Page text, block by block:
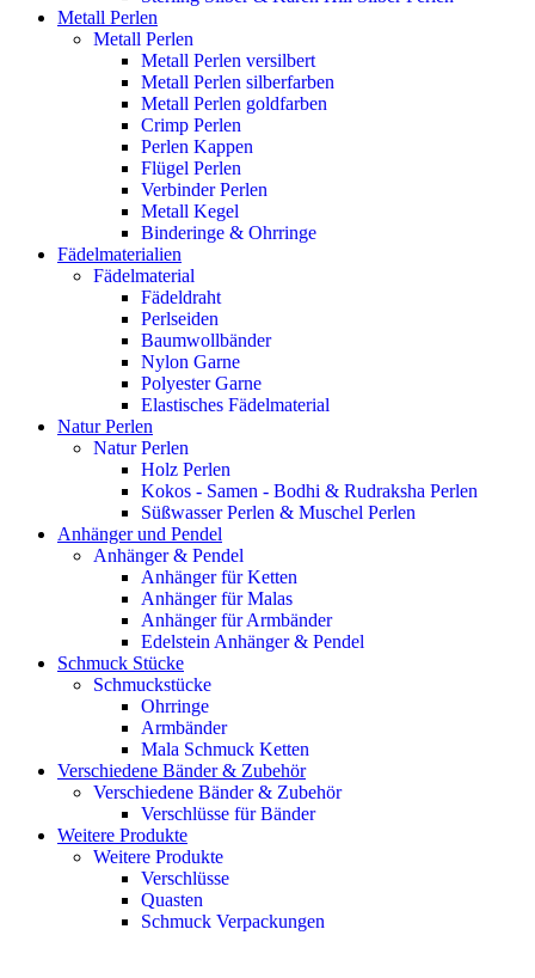
Metall Perlen
Metall Perlen
Metall Perlen versilbert
Metall Perlen silberfarben
Metall Perlen goldfarben
Crimp Perlen
Perlen Kappen
Flügel Perlen
Verbinder Perlen
Metall Kegel
Binderinge & Ohrringe
Fädelmaterialien
Fädelmaterial
Fädeldraht
Perlseiden
Baumwollbänder
Nylon Garne
Polyester Garne
Elastisches Fädelmaterial
Natur Perlen
Natur Perlen
Holz Perlen
Kokos - Samen - Bodhi & Rudraksha Perlen
Süßwasser Perlen & Muschel Perlen
Anhänger und Pendel
Anhänger & Pendel
Anhänger für Ketten
Anhänger für Malas
Anhänger für Armbänder
Edelstein Anhänger & Pendel
Schmuck Stücke
Schmuckstücke
Ohrringe
Armbänder
Mala Schmuck Ketten
Verschiedene Bänder & Zubehör
Verschiedene Bänder & Zubehör
Verschlüsse für Bänder
Weitere Produkte
Weitere Produkte
Verschlüsse
Quasten
Schmuck Verpackungen